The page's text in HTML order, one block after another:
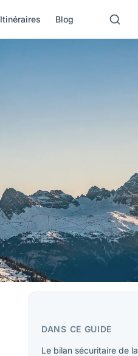
Itinéraires Blog
DANS CE GUIDE
Le bilan sécuritaire de